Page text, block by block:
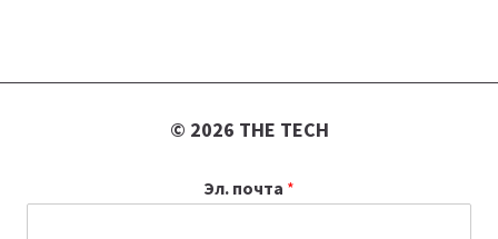
© 2026 THE TECH
Эл. почта *